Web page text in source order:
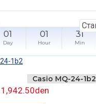
01
Day
01
Hour
31
Min
Casio MQ-24-1b2
1,942.50den